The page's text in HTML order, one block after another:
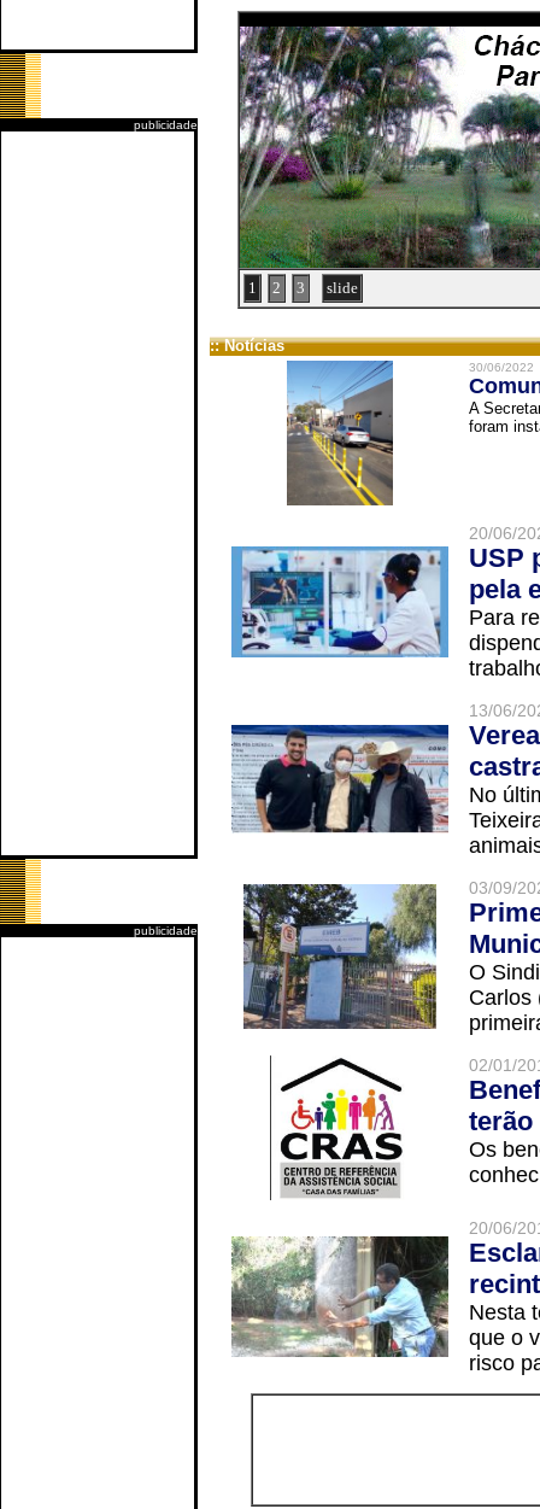
publicidade
publicidade
1 2 3 slide
:: Notícias
30/06/2022
A
foram
20/06/
USP
pela
Para
13/06/
No
03/09/
O
Carlos
02/01/
terão
Os
20/06/
Nesta
que o
risco